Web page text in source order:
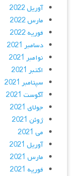
آوریل 2022
مارس 2022
فوریه 2022
دسامبر 2021
نوامبر 2021
اکتبر 2021
سپتامبر 2021
آگوست 2021
جولای 2021
ژوئن 2021
می 2021
آوریل 2021
مارس 2021
فوریه 2021